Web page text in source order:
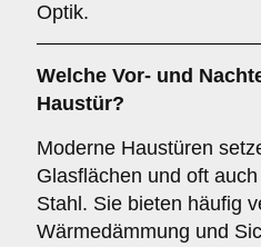
Optik.
Welche Vor- und
Haustür?
Moderne Haustüren
Glasflächen und oft
Stahl. Sie bieten häufig
Wärmedämmung und